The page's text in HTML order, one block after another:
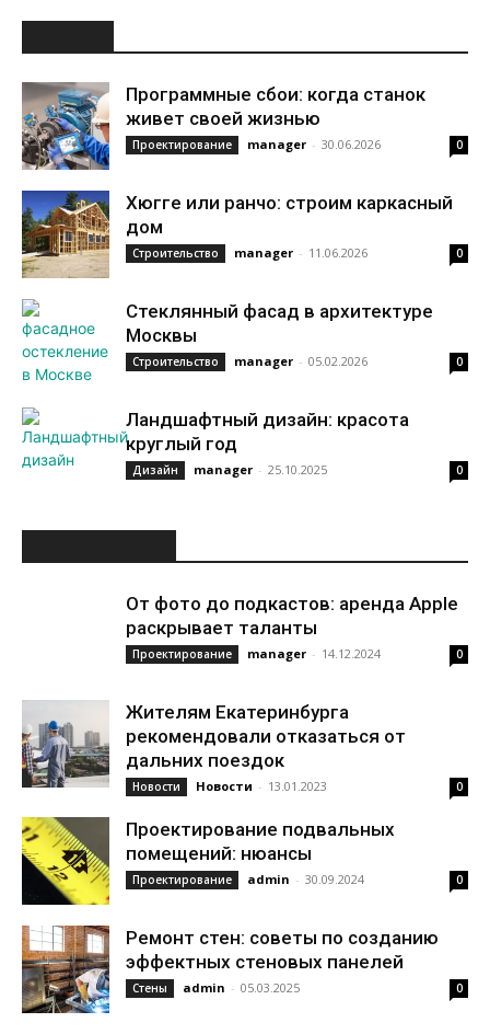
Программные сбои: когда станок
живет своей жизнью
Проектирование manager - 30.06.2026 0
Хюгге или ранчо: строим каркасный
дом
Строительство manager - 11.06.2026 0
Стеклянный фасад в архитектуре
Москвы
Строительство manager - 05.02.2026 0
Ландшафтный дизайн: красота
круглый год
Дизайн manager - 25.10.2025 0
От фото до подкастов: аренда Apple
раскрывает таланты
Проектирование manager - 14.12.2024 0
Жителям Екатеринбурга
рекомендовали отказаться от
дальних поездок
Новости Новости - 13.01.2023 0
Проектирование подвальных
помещений: нюансы
Проектирование admin - 30.09.2024 0
Ремонт стен: советы по созданию
эффектных стеновых панелей
Стены admin - 05.03.2025 0